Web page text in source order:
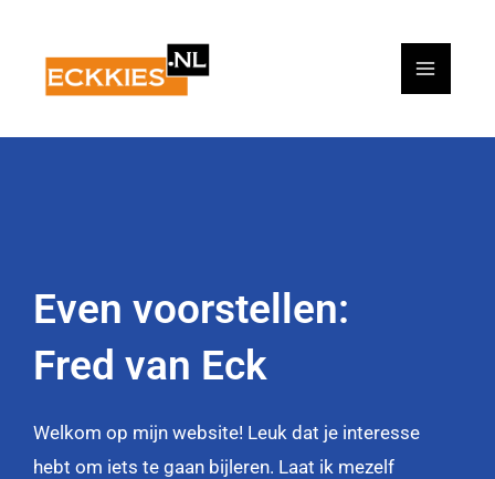
inhoud
Even voorstellen:
Fred van Eck
Welkom op mijn website! Leuk dat je interesse
hebt om iets te gaan bijleren. Laat ik mezelf